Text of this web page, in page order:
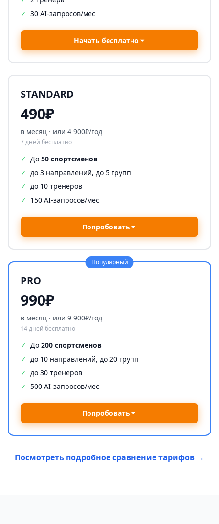
✓ 30 AI-запросов/мес
Начать бесплатно
STANDARD
490₽
в месяц · или 4 900₽/год
7 дней бесплатно
✓ До 50 спортсменов
✓ до 3 направлений, до 5 групп
✓ до 10 тренеров
✓ 150 AI-запросов/мес
Попробовать
Популярный
PRO
990₽
в месяц · или 9 900₽/год
14 дней бесплатно
✓ До 200 спортсменов
✓ до 10 направлений, до 20 групп
✓ до 30 тренеров
✓ 500 AI-запросов/мес
Попробовать
Посмотреть подробное сравнение тарифов →